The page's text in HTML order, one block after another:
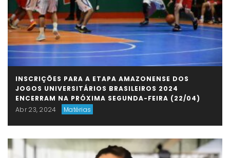
INSCRIÇÕES PARA A ETAPA AMAZONENSE DOS
JOGOS UNIVERSITÁRIOS BRASILEIROS 2024
ENCERRAM NA PRÓXIMA SEGUNDA-FEIRA (22/04)
Abr 23, 2024
Matérias